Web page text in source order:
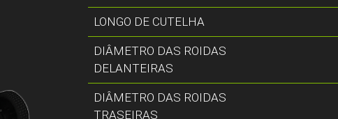
LONGO DE CUTELHA
DIÂMETRO DAS ROIDAS
DELANTEIRAS
DIÂMETRO DAS ROIDAS
TRASEIRAS